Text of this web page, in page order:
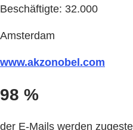
Beschäftigte: 32.000
Amsterdam
www.akzonobel.com
98 %
der E-Mails werden